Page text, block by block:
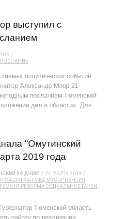
выступил с
ПОСЛАНИЕ
политических событий
Александр Моор 21
посланием Тюменской
дел в области». Для
"Омутинский
2019 года
РОДНИК"
01 МАРТА 2019
КАП МВД МУСОР ПЕНСИЯ
РЕМОНТ РЕФОРМА СОЦИАЛЬНОЕ ТАКСИ
Тюменской область
работу по реализации